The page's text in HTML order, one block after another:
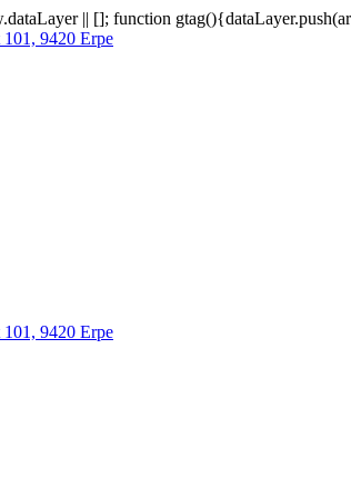
|| []; function
101, 9420 Erpe
101, 9420 Erpe